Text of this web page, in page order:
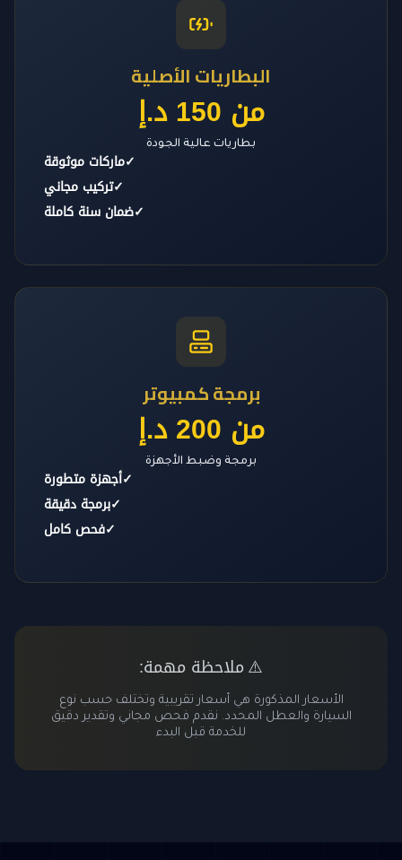
البطاريات الأصلية
من 150 د.إ
بطاريات عالية الجودة
✓ماركات موثوقة
✓تركيب مجاني
✓ضمان سنة كاملة
برمجة كمبيوتر
من 200 د.إ
برمجة وضبط الأجهزة
✓أجهزة متطورة
✓برمجة دقيقة
✓فحص كامل
⚠️ ملاحظة مهمة:
الأسعار المذكورة هي أسعار تقريبية وتختلف حسب نوع
السيارة والعطل المحدد. نقدم فحص مجاني وتقدير دقيق
للخدمة قبل البدء